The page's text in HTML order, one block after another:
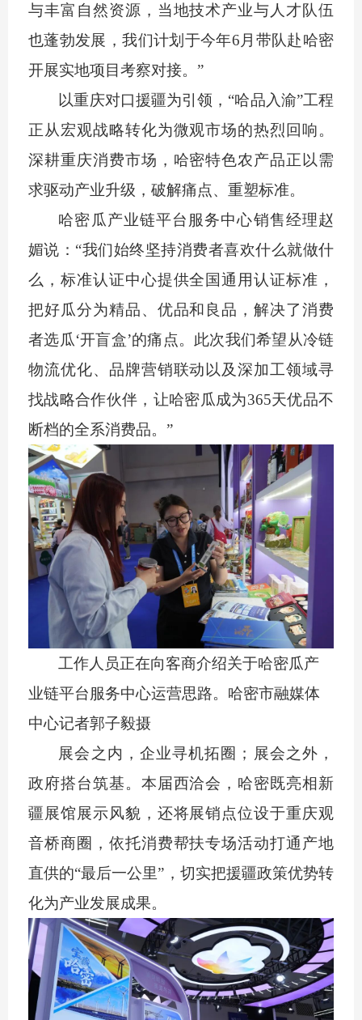
与丰富自然资源，当地技术产业与人才队伍
也蓬勃发展，我们计划于今年6月带队赴哈密
开展实地项目考察对接。”
以重庆对口援疆为引领， “哈品入渝”工程
正从宏观战略转化为微观市场的热烈回响。
深耕重庆消费市场，哈密特色农产品正以需
求驱动产业升级，破解痛点、重塑标准。
哈密瓜产业链平台服务中心销售经理赵
媚说： “我们始终坚持消费者喜欢什么就做什
么，标准认证中心提供全国通用认证标准，
把好瓜分为精品、优品和良品，解决了消费
者选瓜‘开盲盒’的痛点。此次我们希望从冷链
物流优化、品牌营销联动以及深加工领域寻
找战略合作伙伴，让哈密瓜成为365天优品不
断档的全系消费品。”
工作人员正在向客商介绍关于哈密瓜产
业链平台服务中心运营思路。哈密市融媒体
中心记者郭子毅摄
展会之内，企业寻机拓圈；展会之外，
政府搭台筑基。本届西洽会，哈密既亮相新
疆展馆展示风貌，还将展销点位设于重庆观
音桥商圈，依托消费帮扶专场活动打通产地
直供的“最后一公里”，切实把援疆政策优势转
化为产业发展成果。